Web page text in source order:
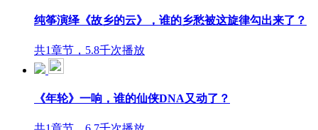
纯筝演绎《故乡的云》，谁的乡愁被这旋律勾出来了？
共1章节，5.8千次播放
《年轮》一响，谁的仙侠DNA又动了？